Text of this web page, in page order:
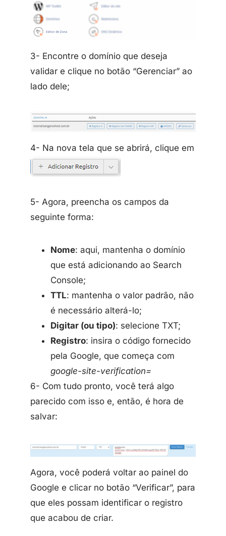
3- Encontre o domínio que deseja
validar e clique no botão “Gerenciar” ao
lado dele;
4- Na nova tela que se abrirá, clique em
5- Agora, preencha os campos da
seguinte forma:
Nome: aqui, mantenha o domínio
que está adicionando ao Search
Console;
TTL: mantenha o valor padrão, não
é necessário alterá-lo;
Digitar (ou tipo): selecione TXT;
Registro: insira o código fornecido
pela Google, que começa com
google-site-verification=
6- Com tudo pronto, você terá algo
parecido com isso e, então, é hora de
salvar:
Agora, você poderá voltar ao painel do
Google e clicar no botão “Verificar”, para
que eles possam identificar o registro
que acabou de criar.